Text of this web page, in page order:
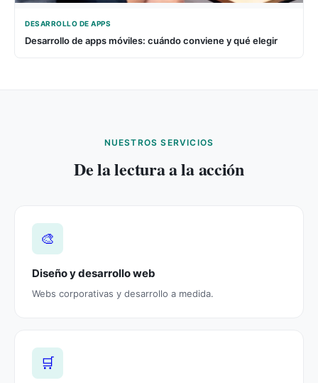
DESARROLLO DE APPS
Desarrollo de apps móviles: cuándo conviene y qué elegir
NUESTROS SERVICIOS
De la lectura a la acción
🎨
Diseño y desarrollo web
Webs corporativas y desarrollo a medida.
🛒